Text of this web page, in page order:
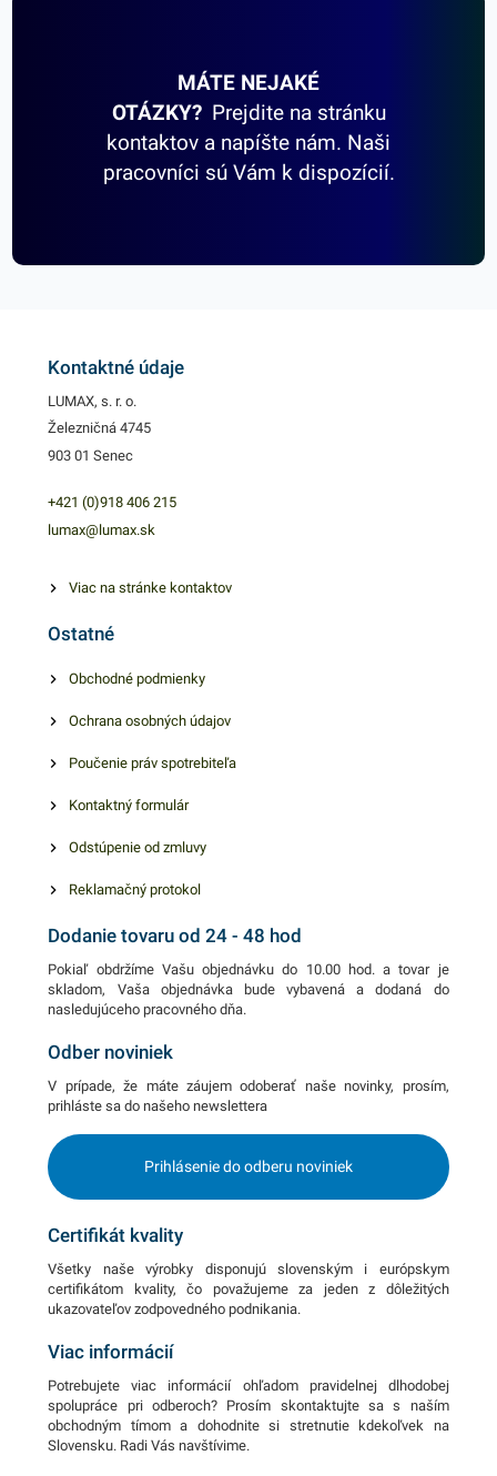
MÁTE NEJAKÉ
OTÁZKY? Prejdite na stránku
kontaktov a napíšte nám. Naši
pracovníci sú Vám k dispozícií.
Kontaktné údaje
LUMAX, s. r. o.
Železničná 4745
903 01 Senec
+421 (0)918 406 215
lumax@lumax.sk
Viac na stránke kontaktov
Ostatné
Obchodné podmienky
Ochrana osobných údajov
Poučenie práv spotrebiteľa
Kontaktný formulár
Odstúpenie od zmluvy
Reklamačný protokol
Dodanie tovaru od 24 - 48 hod
Pokiaľ obdržíme Vašu objednávku do 10.00 hod. a tovar je
skladom, Vaša objednávka bude vybavená a dodaná do
nasledujúceho pracovného dňa.
Odber noviniek
V prípade, že máte záujem odoberať naše novinky, prosím,
prihláste sa do našeho newslettera
Prihlásenie do odberu noviniek
Certifikát kvality
Všetky naše výrobky disponujú slovenským i európskym
certifikátom kvality, čo považujeme za jeden z dôležitých
ukazovateľov zodpovedného podnikania.
Viac informácií
Potrebujete viac informácií ohľadom pravidelnej dlhodobej
spolupráce pri odberoch? Prosím skontaktujte sa s naším
obchodným tímom a dohodnite si stretnutie kdekoľvek na
Slovensku. Radi Vás navštívime.